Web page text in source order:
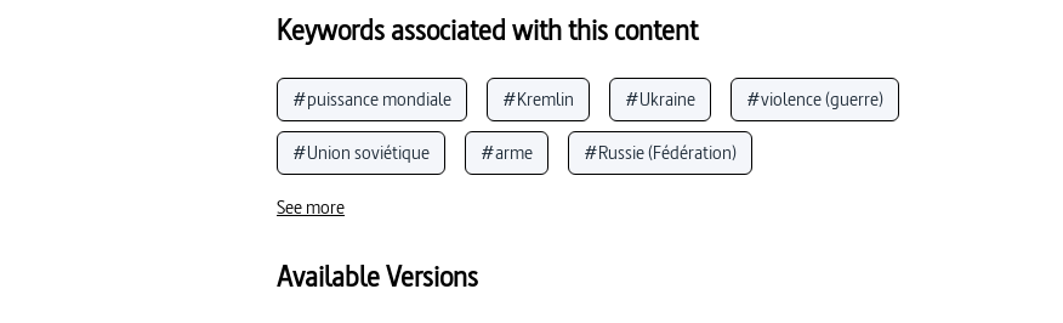
Keywords associated with this content
#puissance mondiale #Kremlin #Ukraine #violence (guerre)
#Union soviétique #arme #Russie (Fédération)
#armement (politique)
#guerre nucléaire
See more
Available Versions